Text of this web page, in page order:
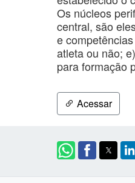
Os núcleos
central, são
e
atleta ou não;
para formação
Acessar